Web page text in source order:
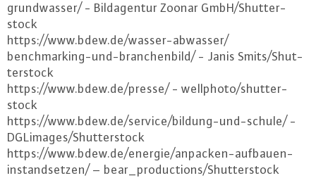
grundwasser/ - Bild­agen­tur Zoonar GmbH/Shut­ter­
stock
https://​www.​bdew.​de/​wasser-​abwasser/​
benchmarking-​und-​branchenbild/ - Janis Smits/Shut­
ter­stock
https://​www.​bdew.​de/​presse/ - wellphoto/shut­ter­
stock
https://​www.​bdew.​de/​service/​bildung-​und-​schule/ -
DGLimages/Shut­ter­stock
https://​www.​bdew.​de/​energie/​anpacken-​aufbauen-​
instandsetzen/ – be­ar_­pro­duc­tions/Shut­ter­stock